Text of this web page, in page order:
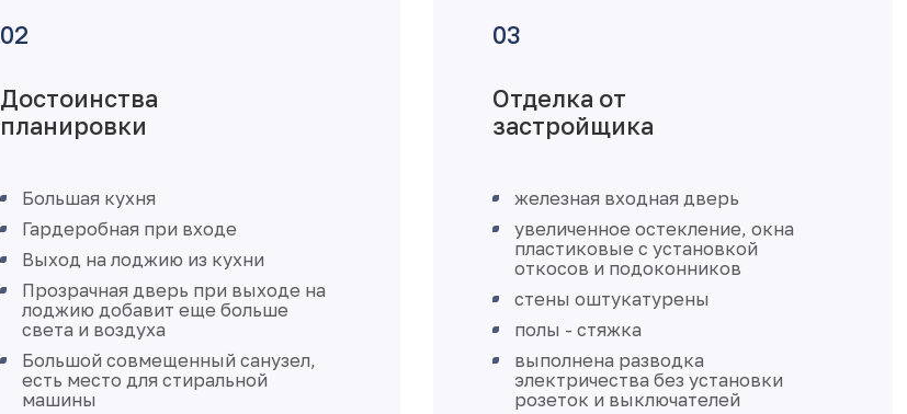
Достоинства
планировки
Большая кухня
Гардеробная при входе
Выход на лоджию из кухни
Прозрачная дверь при выходе на
лоджию добавит еще больше
света и воздуха
Большой совмещенный санузел,
есть место для стиральной
машины
Отделка от
застройщика
железная входная дверь
увеличенное остекление, окна
пластиковые с установкой
откосов и подоконников
стены оштукатурены
полы - стяжка
выполнена разводка
электричества без установки
розеток и выключателей